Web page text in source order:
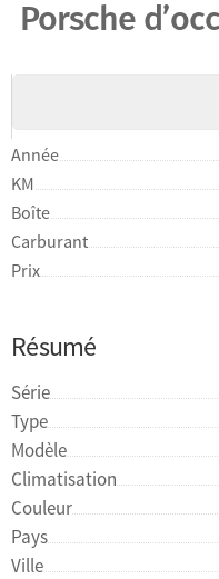
Porsche
Année
KM
Boîte
Carburant
Prix
Résumé
Série
Type
Modèle
Climatisation
Couleur
Pays
Ville